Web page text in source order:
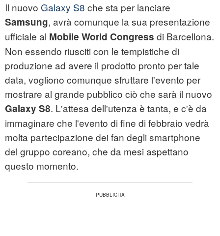
Il nuovo Galaxy S8 che sta per lanciare
Samsung, avrà comunque la sua presentazione
ufficiale al Mobile World Congress di Barcellona.
Non essendo riusciti con le tempistiche di
produzione ad avere il prodotto pronto per tale
data, vogliono comunque sfruttare l'evento per
mostrare al grande pubblico ciò che sarà il nuovo
Galaxy S8. L'attesa dell'utenza è tanta, e c'è da
immaginare che l'evento di fine di febbraio vedrà
molta partecipazione dei fan degli smartphone
del gruppo coreano, che da mesi aspettano
questo momento.